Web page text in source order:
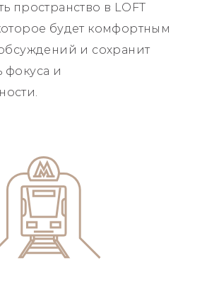
пространство в LOFT
будет комфортным
и сохранит
и